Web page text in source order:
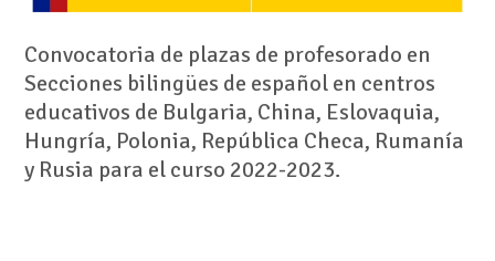
Convocatoria de plazas de profesorado en
Secciones bilingües de español en centros
educativos de Bulgaria, China, Eslovaquia,
Hungría, Polonia, República Checa, Rumanía
y Rusia para el curso 2022-2023.